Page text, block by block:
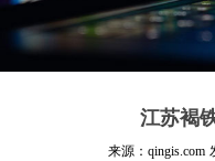
江苏褐
来源：qingis.com